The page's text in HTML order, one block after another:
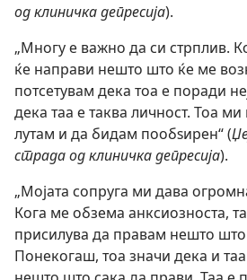
од клиничка депресија).
„Многу е важно да си стрплив.
ќе направи нешто што ќе ме
потсетувам дека тоа е поради
дека таа е таква личност. Тоа
лутам и да бидам пообѕирен“ (
страда од клиничка депресија).
„Мојата сопруга ми дава
Кога ме обзема анксиозноста,
присилува да правам нешто
Понекогаш, тоа значи дека и